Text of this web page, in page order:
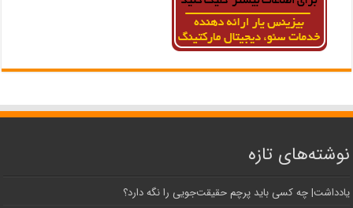
نوشته‌های تازه
یادداشت| ‌چه کسی باید پرچم حقیقت‌جویی را نگه دارد؟